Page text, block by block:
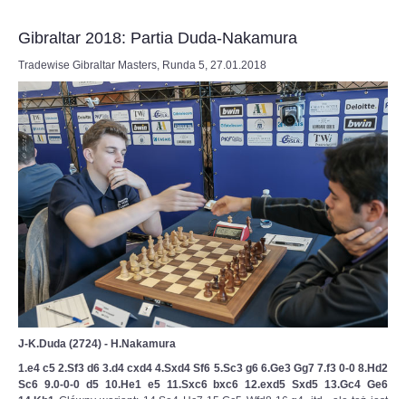
Turnieju
ostatniego
etapu
eliminacji
do
meczu
o
mistrzostwo
świata
w
szachach
klasycznych.
To
będą
piekielnie
trudne
ale
Duda
jest
Gibraltar 2018: Partia Duda-Nakamura
Tradewise Gibraltar Masters, Runda 5, 27.01.2018
J-K.Duda (2724) - H.Nakamura
1.e4 c5 2.Sf3 d6 3.d4 cxd4 4.Sxd4 Sf6 5.Sc3 g6 6.Ge3 Gg7 7.f3 0‑0 8.Hd2
Sc6 9.0‑0‑0 d5 10.He1 e5 11.Sxc6 bxc6 12.exd5 Sxd5 13.Gc4 Ge6